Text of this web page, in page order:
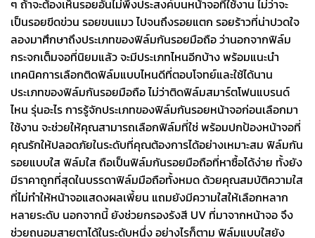
ๆ ถ้าจะต้องเห็นรอยอันไม่พึงประสงค์บนหน้าจอที่ใช้งาน ไม่ว่าจะ
เป็นรอยขีดข่วน รอยขนแมว ไปจนถึงรอยแตก รอยร้าวที่น่าปวดใจ
ลองมาศึกษาถึงประเภทของฟิล์มกันรอยมือถือ ว่านอกจากฟิล์ม
กระจกเต็มจอที่นิยมแล้ว จะมีประเภทไหนอีกบ้าง พร้อมแนะนำ
เทคนิคการเลือกติดฟิล์มแบบไหนดีที่ตอบโจทย์และใช้ได้นาน
ประเภทของฟิล์มกันรอยมือถือ ไม่ว่าติดฟิล์มสมาร์ตโฟนแบรนด์
ไหน รุ่นอะไร การรู้จักประเภทของฟิล์มกันรอยหน้าจอก่อนเลือกมา
ใช้งาน จะช่วยให้คุณสามารถเลือกฟิล์มที่ใช่ พร้อมปกป้องหน้าจอที่
คุณรักให้ปลอดภัยในระดับที่คุณต้องการได้อย่างเหมาะสม ฟิล์มกัน
รอยแบบใส ฟิล์มใส ถือเป็นฟิล์มกันรอยมือถือที่หาซื้อได้ง่าย ทั้งยัง
มีราคาถูกที่สุดในบรรดาฟิล์มมือถือทั้งหมด ด้วยคุณสมบัติความใส
ที่ไม่ทำให้หน้าจอแสดงผลเพี้ยน แถมยังมีความใสให้เลือกหลาก
หลายระดับ นอกจากนี้ ยังช่วยกรองรังสี UV ที่มาจากหน้าจอ จึง
ช่วยถนอมสายตาได้ในระดับหนึ่ง อย่างไรก็ตาม ฟิล์มแบบใสยัง